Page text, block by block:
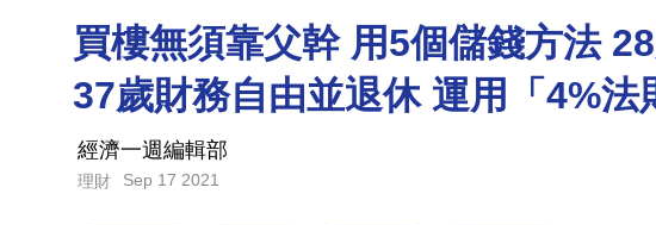
買樓無須靠父幹 用5個儲錢方法
37歲財務自由並退休 運用「4%法
經濟一週編輯部
理財 Sep 17 2021